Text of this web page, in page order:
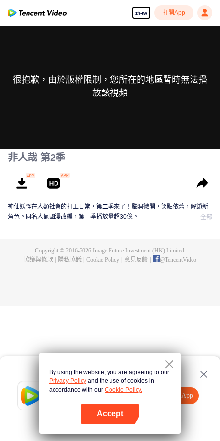
zh-tw 打開App
Tencent Video
打開App
點擊此處
很抱歉，由於版權限制，您所在的地區暫時無法播
放該視頻
非人哉 第2季
神仙妖怪在人類社會的打工日常，第二季來了！腦洞微開，笑點依舊，解鎖新
角色。同名人氣國漫改編，第一季播放量超30億。
全部
Copyright © 2016-2026Image Future Investment (HK) Limited.
協議與條款
隱私協議 Cookie Policy 意見反饋 @TencentVideo
By using the website, you are agreeing to our
Privacy Policy and the use of cookies in
accordance with our Cookie Policy.
Accept